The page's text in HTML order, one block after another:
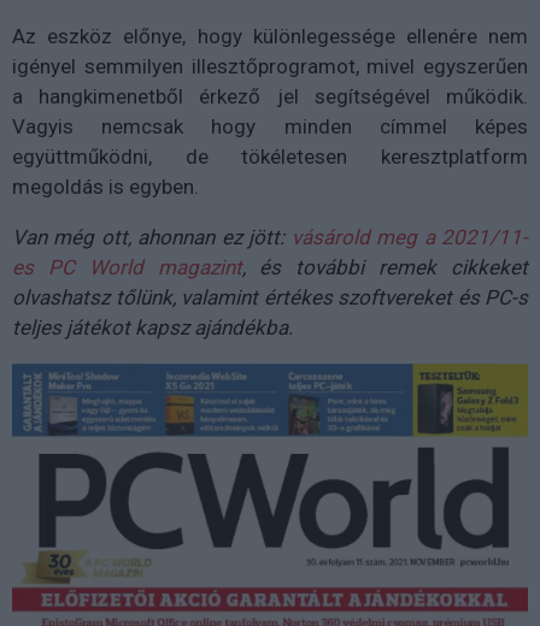
Az eszköz előnye, hogy különlegessége ellenére nem
igényel semmilyen illesztőprogramot, mivel egyszerűen
a hangkimenetből érkező jel segítségével működik.
Vagyis nemcsak hogy minden címmel képes
együttműködni, de tökéletesen keresztplatform
megoldás is egyben.
Van még ott, ahonnan ez jött: vásárold meg a 2021/11-
es PC World magazint, és további remek cikkeket
olvashatsz tőlünk, valamint értékes szoftvereket és PC-s
teljes játékot kapsz ajándékba.